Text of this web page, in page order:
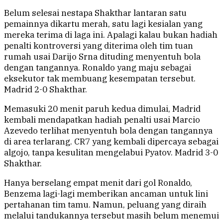
Belum selesai nestapa Shakthar lantaran satu
pemainnya dikartu merah, satu lagi kesialan yang
mereka terima di laga ini. Apalagi kalau bukan hadiah
penalti kontroversi yang diterima oleh tim tuan
rumah usai Darijo Srna dituding menyentuh bola
dengan tangannya. Ronaldo yang maju sebagai
eksekutor tak membuang kesempatan tersebut.
Madrid 2-0 Shakthar.
Memasuki 20 menit paruh kedua dimulai, Madrid
kembali mendapatkan hadiah penalti usai Marcio
Azevedo terlihat menyentuh bola dengan tangannya
di area terlarang. CR7 yang kembali dipercaya sebagai
algojo, tanpa kesulitan mengelabui Pyatov. Madrid 3-0
Shakthar.
Hanya berselang empat menit dari gol Ronaldo,
Benzema lagi-lagi memberikan ancaman untuk lini
pertahanan tim tamu. Namun, peluang yang diraih
melalui tandukannya tersebut masih belum menemui